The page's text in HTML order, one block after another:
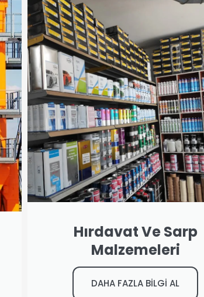
Hırdavat Ve Sarp
Malzemeleri
DAHA FAZLA BİLGİ AL